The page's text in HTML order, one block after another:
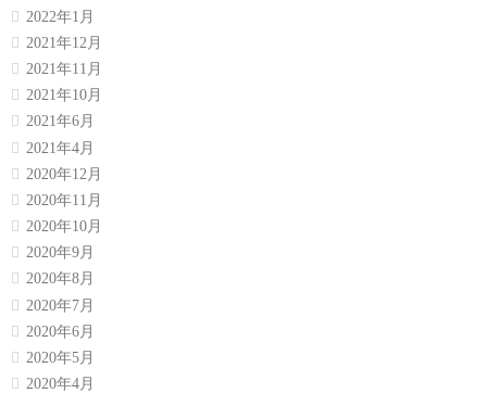
2022年1月
2021年12月
2021年11月
2021年10月
2021年6月
2021年4月
2020年12月
2020年11月
2020年10月
2020年9月
2020年8月
2020年7月
2020年6月
2020年5月
2020年4月